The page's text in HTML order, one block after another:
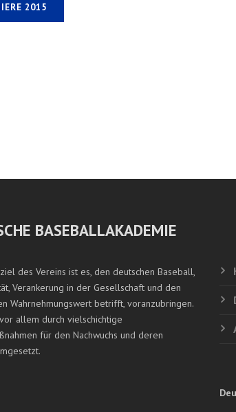
2015
BASEBALLAKADEMIE
des Vereins ist es, den deutschen Baseball,
Verankerung in der Gesellschaft und den
Wahrnehmungswert betrifft, voranzubringen.
allem durch vielschichtige
für den Nachwuchs und deren